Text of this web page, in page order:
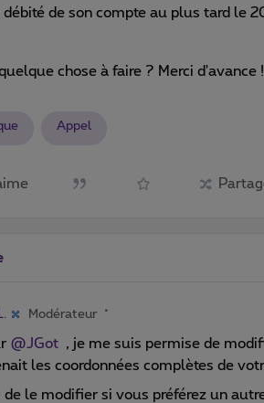
débité de son compte au plus tard le
chose à faire ? Merci d'avance !
Appel
Modérateur
@JGot , je me suis permise de
les coordonnées complètes de
de le modifier si vous préférez un